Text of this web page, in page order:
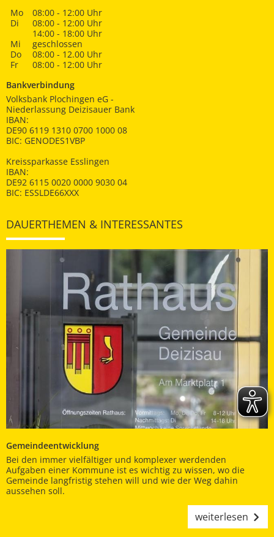
Mo
08:00 - 12:00 Uhr
Di
08:00 - 12:00 Uhr
14:00 - 18:00 Uhr
Mi
geschlossen
Do
08:00 - 12.00 Uhr
Fr
08:00 - 12:00 Uhr
Bankverbindung
Volksbank Plochingen eG -
Niederlassung Deizisauer Bank
IBAN:
DE90 6119 1310 0700 1000 08
BIC: GENODES1VBP
Kreissparkasse Esslingen
IBAN:
DE92 6115 0020 0000 9030 04
BIC: ESSLDE66XXX
DAUERTHEMEN & INTERESSANTES
Gemeindeentwicklung
Bei den immer vielfältiger und komplexer werdenden
Aufgaben einer Kommune ist es wichtig zu wissen, wo die
Gemeinde langfristig stehen will und wie der Weg dahin
aussehen soll.
weiterlesen